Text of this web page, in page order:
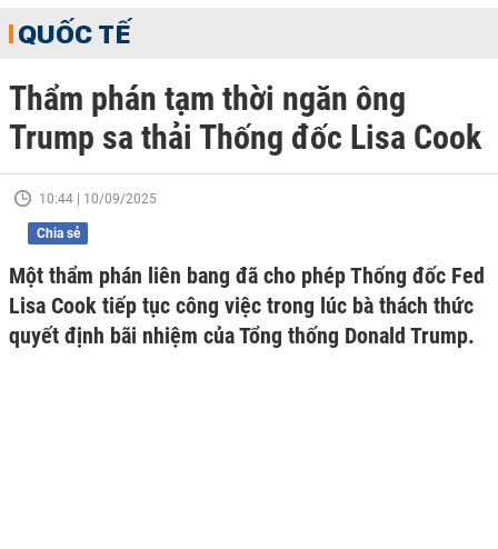
QUỐC TẾ
Thẩm phán tạm thời ngăn ông
Trump sa thải Thống đốc Lisa Cook
10:44 | 10/09/2025
Chia sẻ
Một thẩm phán liên bang đã cho phép Thống đốc Fed
Lisa Cook tiếp tục công việc trong lúc bà thách thức
quyết định bãi nhiệm của Tổng thống Donald Trump.